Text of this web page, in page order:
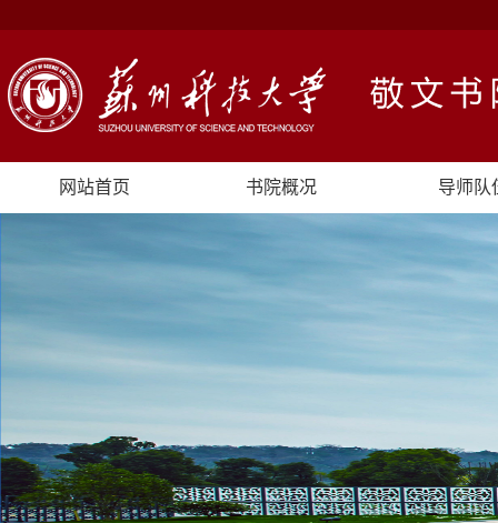
网站首页 书院概况 导师队